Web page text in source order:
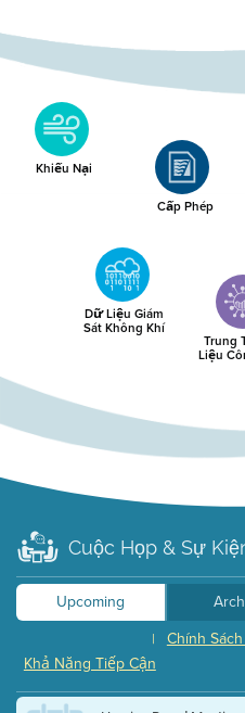
Khiếu Nại
Cấp Phép
Dữ Liệu Giám
Sát Không Khí
Trung
Liệu
Cuộc Họp & Sự
Upcoming
Chính
|
Khả Năng Tiếp Cận